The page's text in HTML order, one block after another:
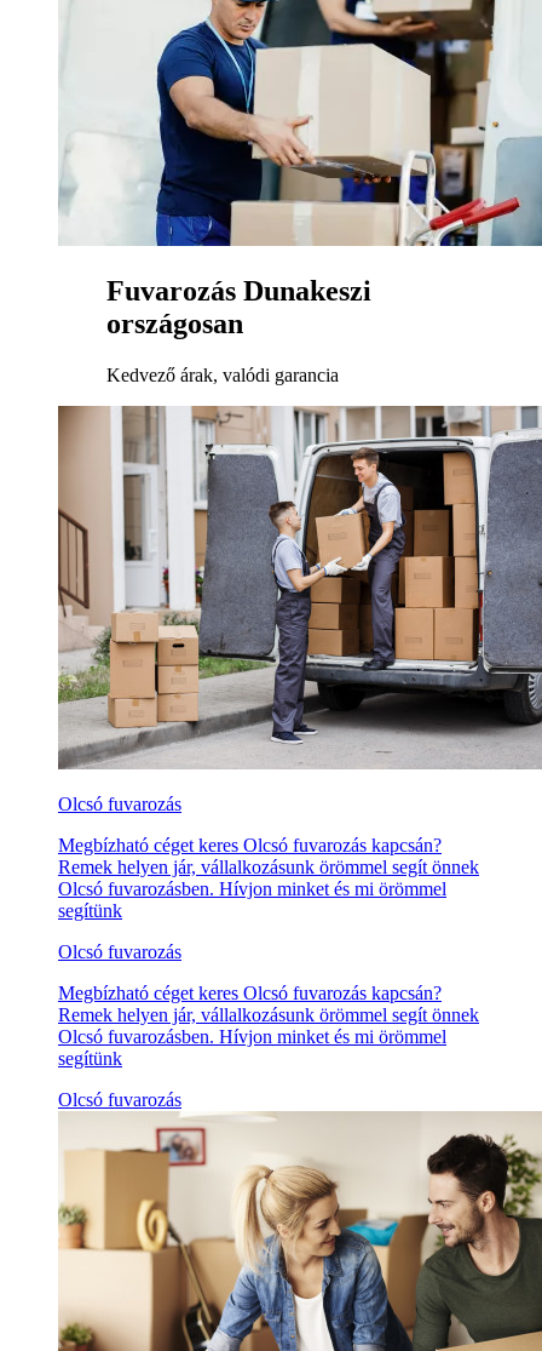
Fuvarozás Dunakeszi
országosan
Kedvező árak, valódi garancia
Olcsó fuvarozás
Megbízható céget keres Olcsó fuvarozás kapcsán?
Remek helyen jár, vállalkozásunk örömmel segít önnek
Olcsó fuvarozásben. Hívjon minket és mi örömmel
segítünk
Olcsó fuvarozás
Megbízható céget keres Olcsó fuvarozás kapcsán?
Remek helyen jár, vállalkozásunk örömmel segít önnek
Olcsó fuvarozásben. Hívjon minket és mi örömmel
segítünk
Olcsó fuvarozás